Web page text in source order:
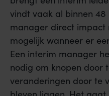
vindt vaak al binnen
manager direct impact
mogelijk wanneer er
Een interim manager
nodig om knopen door
veranderingen door te